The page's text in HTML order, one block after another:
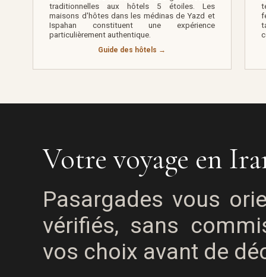
traditionnelles aux hôtels 5 étoiles. Les
maisons d'hôtes dans les médinas de Yazd et
Ispahan constituent une expérience
particulièrement authentique.
Guide des hôtels →
Votre voyage en
Pasargades vous
vérifiés, sans
vos choix avant de